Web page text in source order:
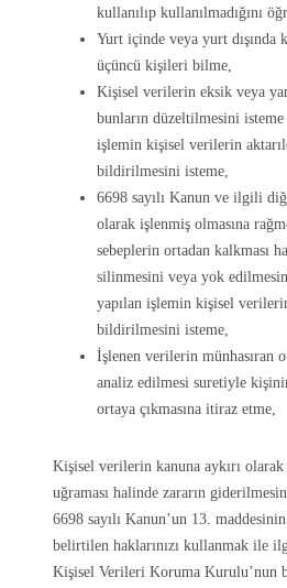
kullanılıp kullanılmadığını
Yurt içinde veya yurt dışında
üçüncü kişileri bilme,
Kişisel verilerin eksik veya
bunların düzeltilmesini isteme
işlemin kişisel verilerin
bildirilmesini isteme,
6698 sayılı Kanun ve ilgili
olarak işlenmiş olmasına
sebeplerin ortadan kalkması
silinmesini veya yok
yapılan işlemin kişisel
bildirilmesini isteme,
İşlenen verilerin münhasıran
analiz edilmesi suretiyle
ortaya çıkmasına itiraz etme,
Kişisel verilerin kanuna aykırı
uğraması halinde zararın
6698 sayılı Kanun’un 13.
belirtilen haklarınızı kullanmak ile
Kişisel Verileri Koruma Kurulu’nun